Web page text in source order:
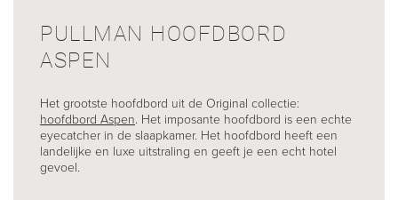
PULLMAN HOOFDBORD
ASPEN
Het grootste hoofdbord uit de Original collectie:
hoofdbord Aspen. Het imposante hoofdbord is een echte
eyecatcher in de slaapkamer. Het hoofdbord heeft een
landelijke en luxe uitstraling en geeft je een echt hotel
gevoel.